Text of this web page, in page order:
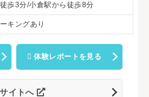
歩3分/小倉駅から徒歩8分
キングあり
体験レポートを見る
イトへ